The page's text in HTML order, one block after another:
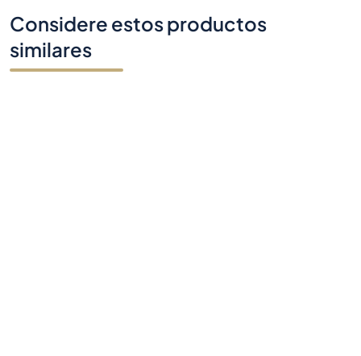
Considere estos productos
similares